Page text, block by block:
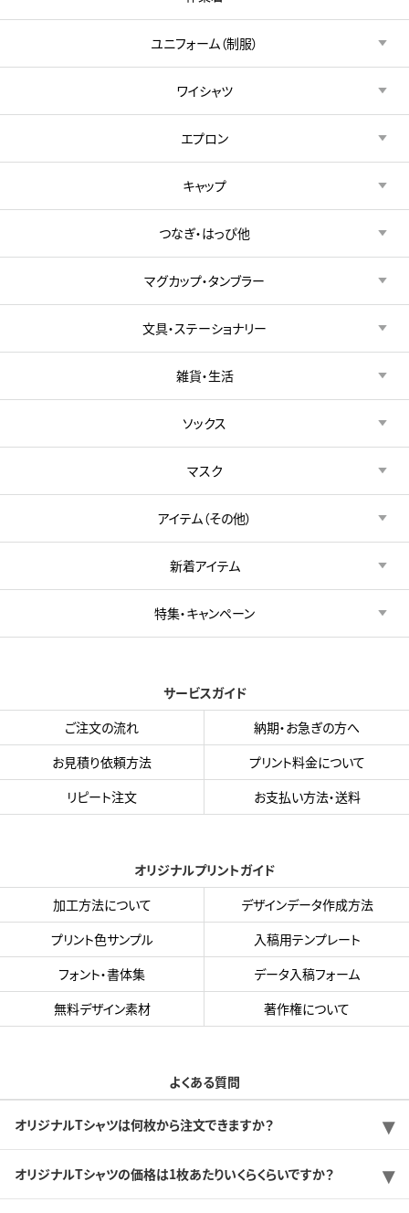
ユニフォーム（制服）
ワイシャツ
エプロン
キャップ
つなぎ・はっぴ他
マグカップ・タンブラー
文具・ステーショナリー
雑貨・生活
ソックス
マスク
アイテム（その他）
新着アイテム
特集・キャンペーン
サービスガイド
ご注文の流れ
納期・お急ぎの方へ
お見積り依頼方法
プリント料金について
リピート注文
お支払い方法・送料
オリジナルプリントガイド
加工方法について
デザインデータ作成方法
プリント色サンプル
入稿用テンプレート
フォント・書体集
データ入稿フォーム
無料デザイン素材
著作権について
よくある質問
オリジナルTシャツは何枚から注文できますか？
オリジナルTシャツの価格は1枚あたりいくらくらいですか？